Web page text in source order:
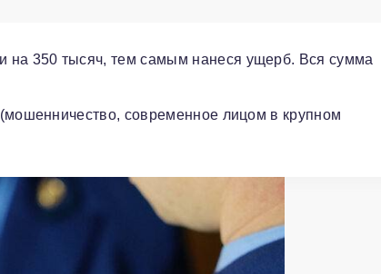
на 350 тысяч, тем самым нанеся ущерб. Вся сумма
современное лицом в крупном